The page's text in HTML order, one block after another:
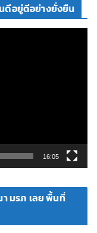
ดีอยู่ดีอย่างยั่งยืน
16:05
มรภ เลย พื้นที่